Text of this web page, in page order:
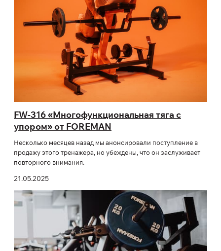
FW-316 «Многофункциональная тяга с
упором» от FOREMAN
Несколько месяцев назад мы анонсировали поступление в
продажу этого тренажера, но убеждены, что он заслуживает
повторного внимания.
21.05.2025